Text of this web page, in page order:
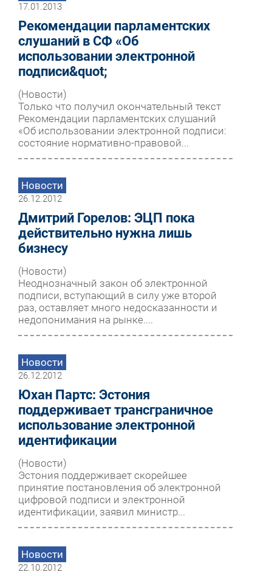
17.01.2013
Рекомендации парламентских
слушаний в СФ «Об
использовании электронной
подписи&quot;
(Новости)
Только что получил окончательный текст
Рекомендации парламентских слушаний
«Об использовании электронной подписи:
состояние нормативно-правовой...
Новости
26.12.2012
Дмитрий Горелов: ЭЦП пока
действительно нужна лишь
бизнесу
(Новости)
Неоднозначный закон об электронной
подписи, вступающий в силу уже второй
раз, оставляет много недосказанности и
недопонимания на рынке....
Новости
26.12.2012
Юхан Партс: Эстония
поддерживает трансграничное
использование электронной
идентификации
(Новости)
Эстония поддерживает скорейшее
принятие постановления об электронной
цифровой подписи и электронной
идентификации, заявил министр...
Новости
22.10.2012